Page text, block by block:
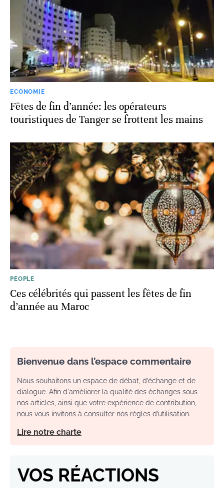
ECONOMIE
Fêtes de fin d’année: les opérateurs
touristiques de Tanger se frottent les mains
PEOPLE
Ces célébrités qui passent les fêtes de fin
d’année au Maroc
Bienvenue dans l’espace commentaire
Nous souhaitons un espace de débat, d’échange et de
dialogue. Afin d'améliorer la qualité des échanges sous
nos articles, ainsi que votre expérience de contribution,
nous vous invitons à consulter nos règles d’utilisation.
Lire notre charte
VOS RÉACTIONS